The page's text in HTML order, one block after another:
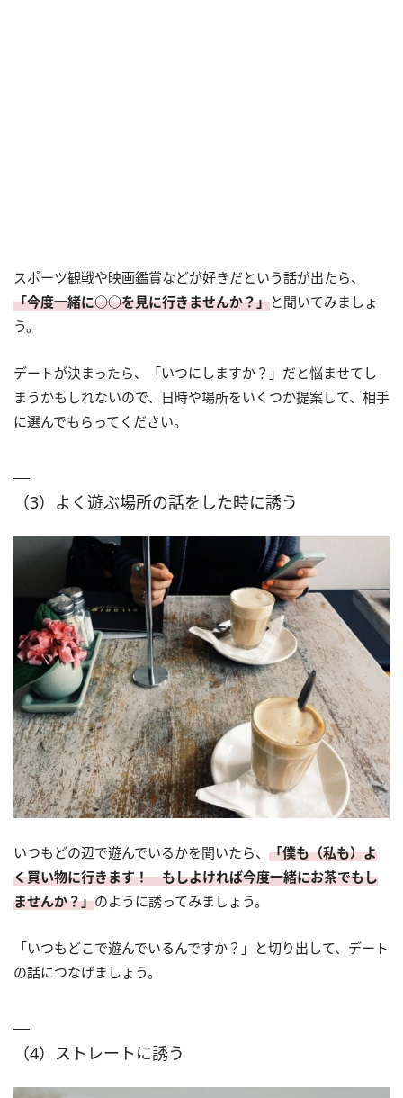
スポーツ観戦や映画鑑賞などが好きだという話が出たら、
「今度一緒に○○を見に行きませんか？」と聞いてみましょ
う。
デートが決まったら、「いつにしますか？」だと悩ませてし
まうかもしれないので、日時や場所をいくつか提案して、相手
に選んでもらってください。
（3）よく遊ぶ場所の話をした時に誘う
いつもどの辺で遊んでいるかを聞いたら、 「僕も（私も）よ
く買い物に行きます！ もしよければ今度一緒にお茶でもし
ませんか？」のように誘ってみましょう。
「いつもどこで遊んでいるんですか？」と切り出して、デート
の話につなげましょう。
（4）ストレートに誘う